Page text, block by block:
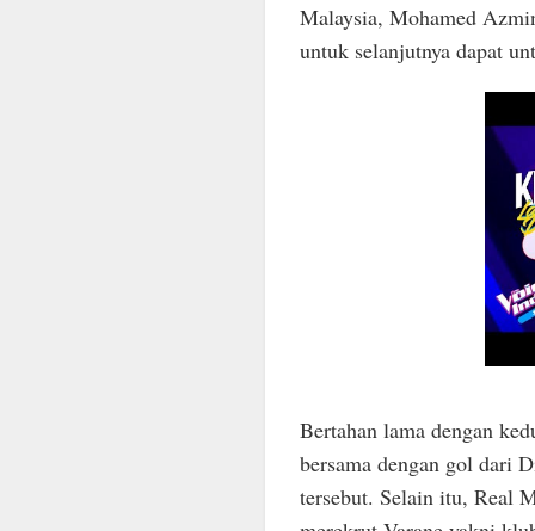
Malaysia, Mohamed
untuk selanjutnya dapat
Bertahan lama dengan
bersama dengan gol dari
tersebut. Selain itu, Real